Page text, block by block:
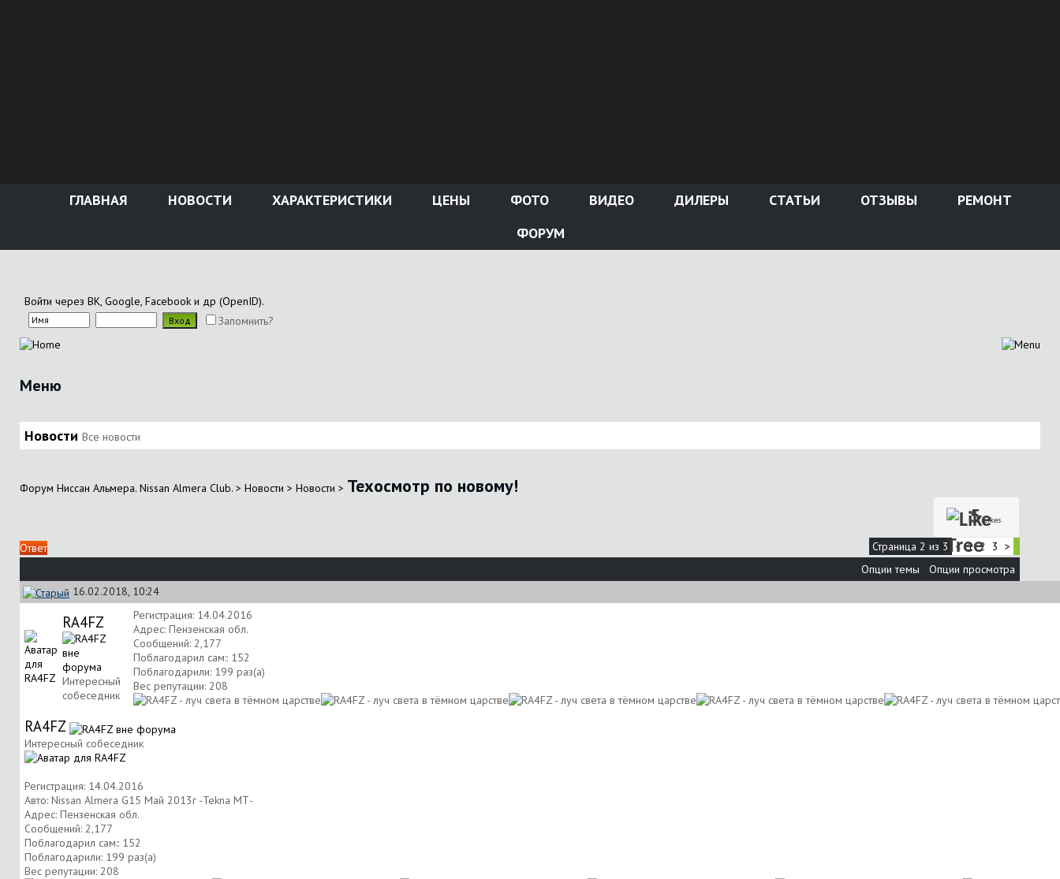
ГЛАВНАЯ НОВОСТИ ХАРАКТЕРИСТИКИ ЦЕНЫ ФОТО ВИДЕО ДИЛЕРЫ СТАТЬИ ОТЗЫВЫ
РЕМОНТ
ФОРУМ
Войти через ВК, Google, Facebook и др (OpenID).
Запомнить?
Меню
Новости Все новости
Форум Ниссан Альмера. Nissan Almera Club. > Новости > Новости > Техосмотр по новому!
5 Likes
Ответ Страница 2 из 3 < 1 2 3 >
Опции темы
Опции просмотра
16.02.2018, 10:24
RA4FZ
Интересный
собеседник
Регистрация: 14.04.2016
Адрес: Пензенская обл.
Сообщений: 2,177
Поблагодарил сам:: 152
Поблагодарили: 199 раз(а)
Вес репутации: 208
RA4FZ
Интересный собеседник
Регистрация: 14.04.2016
Авто: Nissan Almera G15 Май 2013г -Tekna МТ-
Адрес: Пензенская обл.
Сообщений: 2,177
Поблагодарил сам:: 152
Поблагодарили: 199 раз(а)
Вес репутации: 208